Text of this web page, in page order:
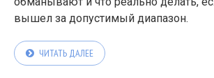
вышел за допустимый диапазон.
ЧИТАТЬ ДАЛЕЕ